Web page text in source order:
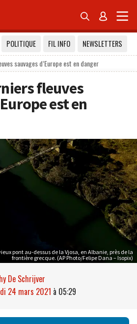
 
POLITIQUE FIL INFO
NEWSLETTERS
sauvages d’Europe est en danger
fleuves
est en
pont au-dessus de la Vjosa, en Albanie, près de la
frontière grecque. (AP Photo/Felipe Dana – Isopix)
De Schrijver
24 mars 2021 à 05:29